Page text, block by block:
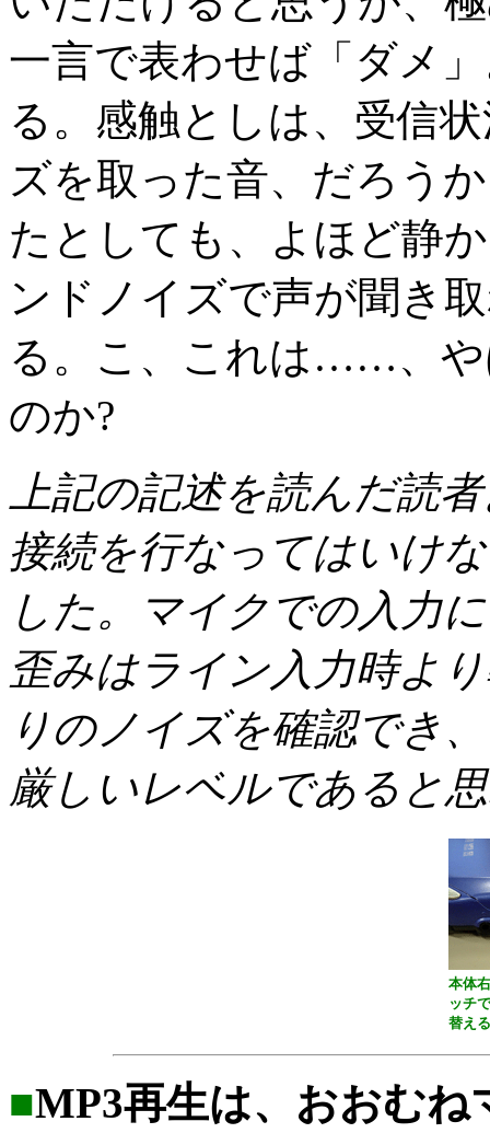
一言で表わせば「ダメ
る。感触としは、受信
ズを取った音、だろう
たとしても、よほど静
ンドノイズで声が聞き
る。こ、これは……、や
のか?
上記の記述を読んだ読
接続を行なってはいけ
した。マイクでの入力
歪みはライン入力時よ
りのノイズを確認でき
厳しいレベルであると
本体
ッチ
替える
■MP3再生は、おおむ